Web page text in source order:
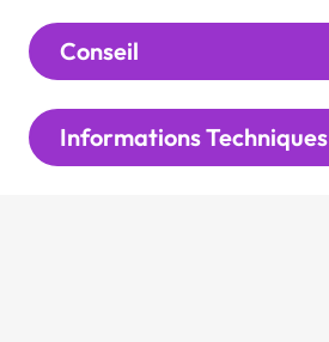
Conseil
Informations Techniques